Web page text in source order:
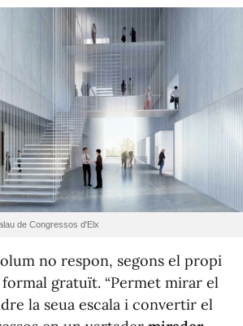
de Congressos d'Elx
no respon, segons el propi
gratuït. “Permet mirar el
la seua escala i convertir el